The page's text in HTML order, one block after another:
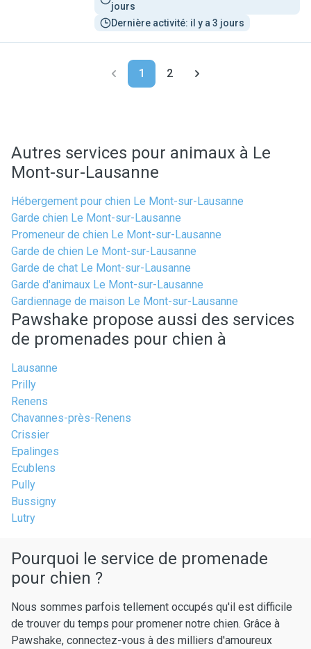
jours
Dernière activité: il y a 3 jours
1 2
Autres services pour animaux à Le
Mont-sur-Lausanne
Hébergement pour chien Le Mont-sur-Lausanne
Garde chien Le Mont-sur-Lausanne
Promeneur de chien Le Mont-sur-Lausanne
Garde de chien Le Mont-sur-Lausanne
Garde de chat Le Mont-sur-Lausanne
Garde d'animaux Le Mont-sur-Lausanne
Gardiennage de maison Le Mont-sur-Lausanne
Pawshake propose aussi des services
de promenades pour chien à
Lausanne
Prilly
Renens
Chavannes-près-Renens
Crissier
Epalinges
Ecublens
Pully
Bussigny
Lutry
Pourquoi le service de promenade
pour chien ?
Nous sommes parfois tellement occupés qu'il est difficile
de trouver du temps pour promener notre chien. Grâce à
Pawshake, connectez-vous à des milliers d'amoureux